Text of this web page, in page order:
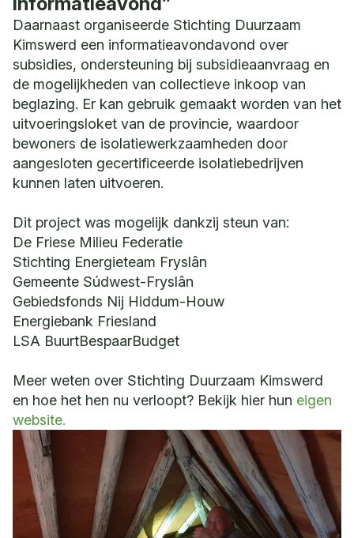
Daarnaast organiseerde Stichting Duurzaam
Kimswerd een informatieavondavond over
subsidies, ondersteuning bij subsidieaanvraag en
de mogelijkheden van collectieve inkoop van
beglazing. Er kan gebruik gemaakt worden van het
uitvoeringsloket van de provincie, waardoor
bewoners de isolatiewerkzaamheden door
aangesloten gecertificeerde isolatiebedrijven
kunnen laten uitvoeren.
Dit project was mogelijk dankzij steun van:
De Friese Milieu Federatie
Stichting Energieteam Fryslân
Gemeente Súdwest-Fryslân
Gebiedsfonds Nij Hiddum-Houw
Energiebank Friesland
LSA BuurtBespaarBudget
Meer weten over Stichting Duurzaam Kimswerd
en hoe het hen nu verloopt? Bekijk hier hun eigen
website.